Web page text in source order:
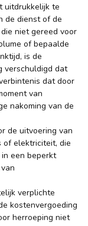
uitdrukkelijk te
de dienst of de
niet gereed voor
of bepaalde
is de
verschuldigd dat
dat door
van
nakoming van de
de uitvoering van
of elektriciteit, die
een beperkt
verplichte
kostenvergoeding
herroeping niet